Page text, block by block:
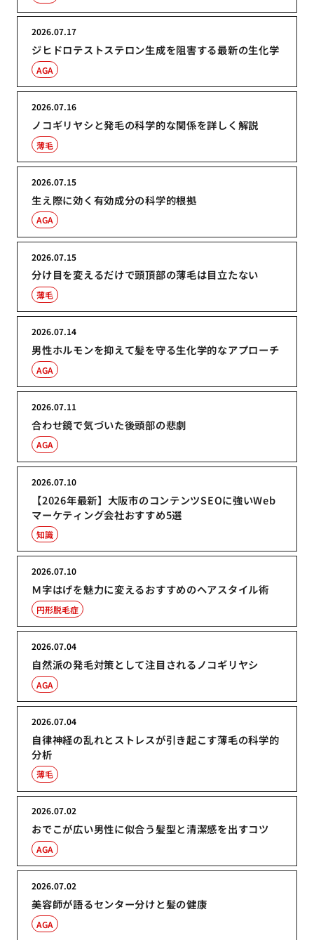
ジヒドロテストステロン生成を阻害する最新の生化学
2026.07.17
AGA
ノコギリヤシと発毛の科学的な関係を詳しく解説
2026.07.16
薄毛
生え際に効く有効成分の科学的根拠
2026.07.15
AGA
分け目を変えるだけで頭頂部の薄毛は目立たない
2026.07.15
薄毛
男性ホルモンを抑えて髪を守る生化学的なアプローチ
2026.07.14
AGA
合わせ鏡で気づいた後頭部の悲劇
2026.07.11
AGA
【2026年最新】大阪市のコンテンツSEOに強いWeb
マーケティング会社おすすめ5選
2026.07.10
知識
Ｍ字はげを魅力に変えるおすすめのヘアスタイル術
2026.07.10
円形脱毛症
自然派の発毛対策として注目されるノコギリヤシ
2026.07.04
AGA
自律神経の乱れとストレスが引き起こす薄毛の科学的
分析
2026.07.04
薄毛
おでこが広い男性に似合う髪型と清潔感を出すコツ
2026.07.02
AGA
美容師が語るセンター分けと髪の健康
2026.07.02
AGA